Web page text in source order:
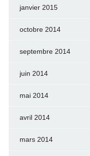
janvier 2015
octobre 2014
septembre 2014
juin 2014
mai 2014
avril 2014
mars 2014